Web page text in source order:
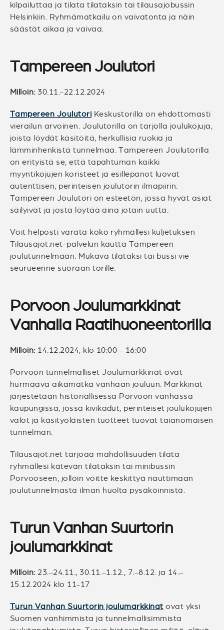
kilpailuttaa ja tilata tilataksin tai tilausajobussin
Helsinkiin. Ryhmämatkailu on vaivatonta ja näin
säästät aikaa ja vaivaa.
Tampereen Joulutori
Milloin: 30.11.-22.12.2024
Tampereen Joulutori Keskustorilla on ehdottomasti
vierailun arvoinen. Joulutorilla on tarjolla joulukojuja,
joista löydät käsitöitä, herkullisia ruokia ja
lämminhenkistä tunnelmaa. Tampereen Joulutorilla
on erityistä se, että tapahtuman kaikki
myyntikojujen koristeet ja esillepanot luovat
autenttisen, perinteisen joulutorin ilmapiirin.
Tampereen Joulutori on esteetön, jossa hyvät asiat
säilyivät ja josta löytää aina jotain uutta.
Voit helposti varata koko ryhmällesi kuljetuksen
Tilausajot.net-palvelun kautta Tampereen
joulutunnelmaan. Mukava tilataksi tai bussi vie
seurueenne suoraan torille.
Porvoon Joulumarkkinat
Vanhalla Raatihuoneentorilla
Milloin: 14.12.2024, klo 10:00 - 16:00
Porvoon tunnelmalliset Joulumarkkinat ovat
hurmaava aikamatka vanhaan jouluun. Markkinat
järjestetään historiallisessa Porvoon vanhassa
kaupungissa, jossa kivikadut, perinteiset joulukojujen
valot ja käsityöläisten tuotteet tuovat taianomaisen
tunnelman.
Tilausajot.net tarjoaa mahdollisuuden tilata
ryhmällesi kätevän tilataksin tai minibussin
Porvooseen, jolloin voitte keskittyä nauttimaan
joulutunnelmasta ilman huolta pysäköinnistä.
Turun Vanhan Suurtorin
joulumarkkinat
Milloin: 23.–24.11., 30.11.–1.12., 7.–8.12. ja 14.–
15.12.2024 klo 11-17
Turun Vanhan Suurtorin joulumarkkinat ovat yksi
Suomen vanhimmista ja tunnelmallisimmista